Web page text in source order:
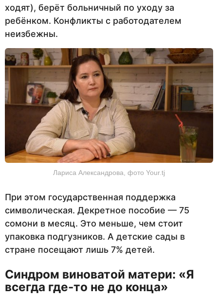
ходят), берёт больничный по уходу за
ребёнком. Конфликты с работодателем
неизбежны.
Лариса Александрова, фото Your.tj
При этом государственная поддержка
символическая. Декретное пособие — 75
сомони в месяц. Это меньше, чем стоит
упаковка подгузников. А детские сады в
стране посещают лишь 7% детей.
Синдром виноватой матери: «Я
всегда где-то не до конца»